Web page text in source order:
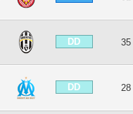
DD 35
DD 28